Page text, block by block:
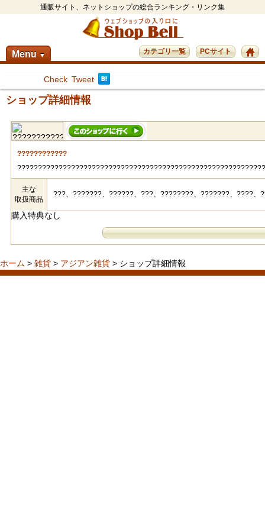
通販サイト、ネットショップの総合ランキング・リンク集
Menu ▼ PCサイト
カテゴリ一覧
Check Tweet
ショップ詳細情報
????????????
主な
取扱商品
???、???????、??????、???、????????、???????、????、
購入特典なし
ホーム > 雑貨 > アジアン雑貨 > ショップ詳細情報